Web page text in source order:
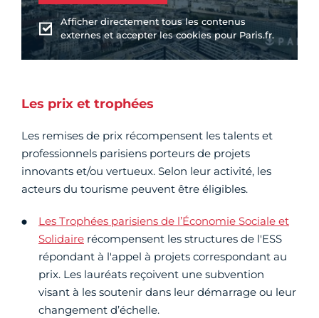
Afficher directement tous les contenus
externes et accepter les cookies pour Paris.fr.
Les prix et trophées
Les remises de prix récompensent les talents et
professionnels parisiens porteurs de projets
innovants et/ou vertueux. Selon leur activité, les
acteurs du tourisme peuvent être éligibles.
Les Trophées parisiens de l’Économie Sociale et
Solidaire récompensent les structures de l'ESS
répondant à l'appel à projets correspondant au
prix. Les lauréats reçoivent une subvention
visant à les soutenir dans leur démarrage ou leur
changement d’échelle.